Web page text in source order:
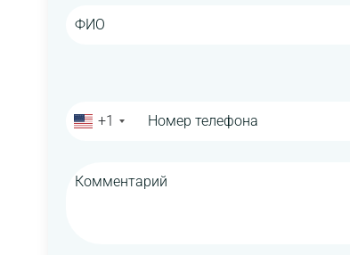
+1